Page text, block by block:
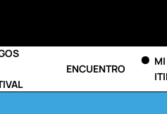
ENCUENTRO
MI